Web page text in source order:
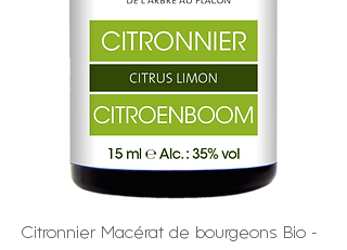
Citronnier Macérat de bourgeons Bio -